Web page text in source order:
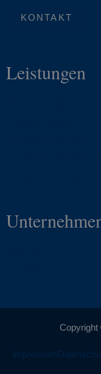
KONTAKT
Leistungen
Copyright
Impressum